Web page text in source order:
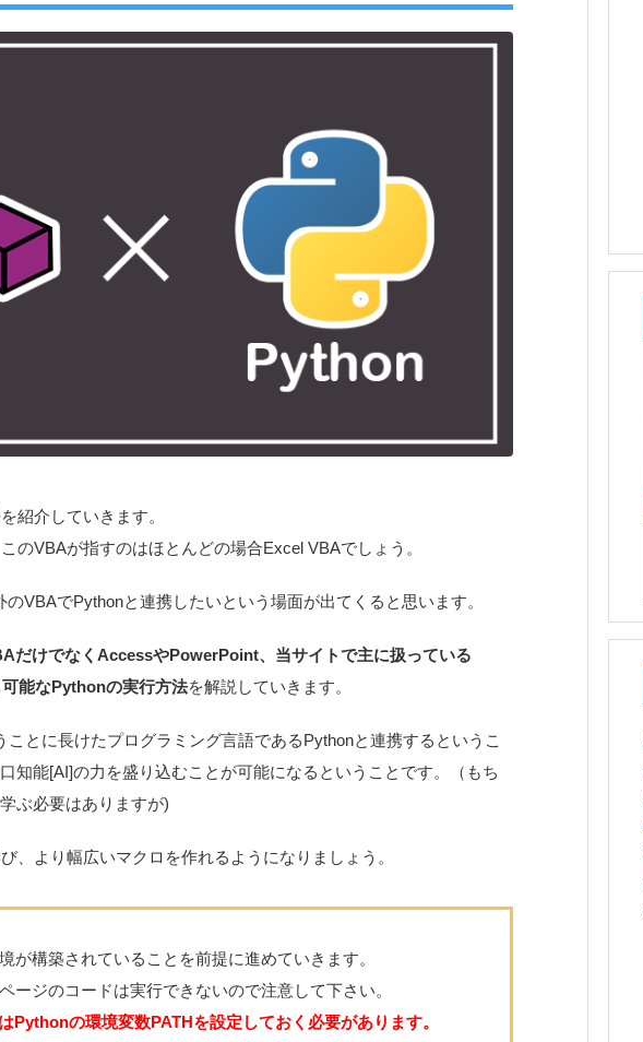
紹介していきます。
のVBAが指すのはほとんどの場合Excel VBAでしょう。
VBAでPythonと連携したいという場面が出てくると思います。
だけでなくAccessやPowerPoint、当サイトで主に扱っている
能なPythonの実行方法を解説していきます。
とに長けたプログラミング言語であるPythonと連携するというこ
知能[AI]の力を盛り込むことが可能になるということです。（もち
ぶ必要はありますが)
、より幅広いマクロを作れるようになりましょう。
が構築されていることを前提に進めていきます。
ジのコードは実行できないので注意して下さい。
Pythonの環境変数PATHを設定しておく必要があります。